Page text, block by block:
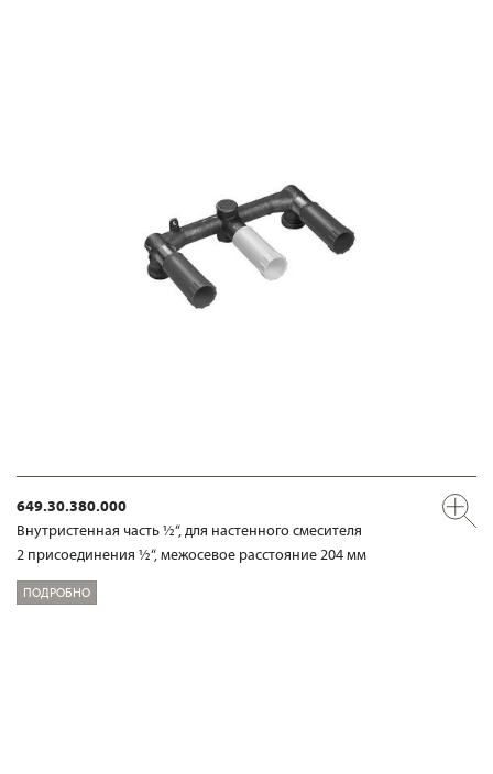
649.30.380.000
Внутристенная часть ½“, для настенного смесителя
2 присоединения ½“, межосевое расстояние 204 мм
ПОДРОБНО